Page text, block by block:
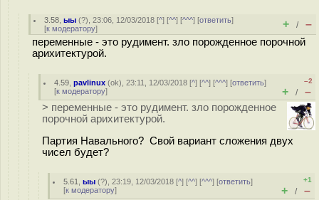
3.58 ,ыы (?), 23:06, 12/03/2018 [^] [^^] [^^^] [ответить]
[к модератору] + / –
переменные - это рудимент. зло порожденное порочной
арихитектурой.
4.59 ,pavlinux (ok), 23:11, 12/03/2018 [^] [^^] [^^^] [ответить]
[к модератору]
–2
+ / –
> переменные - это рудимент. зло порожденное
порочной арихитектурой.
Партия Навального? Свой вариант сложения двух
чисел будет?
5.61 ,ыы (?), 23:19, 12/03/2018 [^] [^^] [^^^] [ответить]
[к модератору]
+1
+ / –